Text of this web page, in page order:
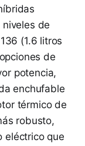
de
(1.6 litros
de
potencia,
enchufable
térmico de
robusto,
eléctrico que